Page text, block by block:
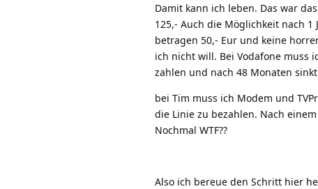
Damit kann ich leben. Das war
125,- Auch die Möglichkeit nach
betragen 50,- Eur und keine
ich nicht will. Bei Vodafone muss
zahlen und nach 48 Monaten sinkt
bei Tim muss ich Modem und
die Linie zu bezahlen. Nach
Nochmal WTF??
Also ich bereue den Schritt hier